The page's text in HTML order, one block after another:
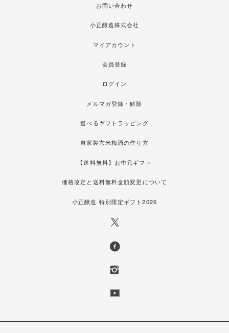
お問い合わせ
小正醸造株式会社
マイアカウント
会員登録
ログイン
メルマガ登録・解除
選べるギフトラッピング
自家製玄米梅酒の作り方
【送料無料】お中元ギフト
価格改定と送料無料金額変更について
小正醸造 特別限定ギフト2026